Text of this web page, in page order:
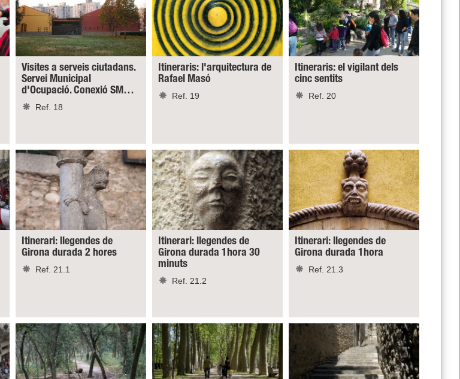
Visites a serveis ciutadans.
Servei Municipal
d'Ocupació. Conexió SM…
Ref. 18
Itineraris: l'arquitectura de
Rafael Masó
Ref. 19
Itineraris: el vigilant dels
cinc sentits
Ref. 20
Itinerari: llegendes de
Girona durada 2 hores
Ref. 21.1
Itinerari: llegendes de
Girona durada 1hora 30
minuts
Ref. 21.2
Itinerari: llegendes de
Girona durada 1hora
Ref. 21.3